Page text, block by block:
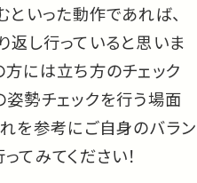
といった動作であれば、
返し行っていると思いま
には立ち方のチェック
勢チェックを行う場面
を参考にご自身のバラン
てみてください！